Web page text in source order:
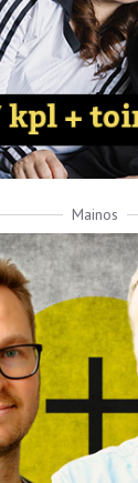
Mainos